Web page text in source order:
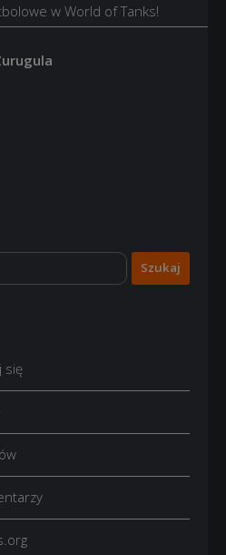
w World of Tanks!
się